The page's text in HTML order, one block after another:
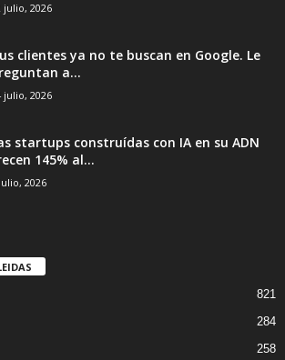
julio, 2026
clientes ya no te buscan en Google. Le
a...
julio, 2026
startups construídas con IA en su ADN
145% al...
2026
821
284
258